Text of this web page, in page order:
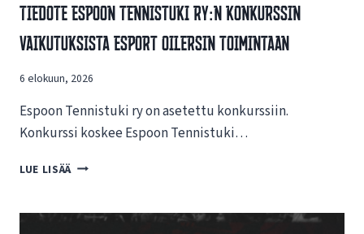
Tiedote Espoon Tennistuki Ry:n Konkurssin
Vaikutuksista Esport Oilersin Toimintaan
6 elokuun, 2026
Espoon Tennistuki ry on asetettu konkurssiin.
Konkurssi koskee Espoon Tennistuki…
LUE LISÄÄ T
D